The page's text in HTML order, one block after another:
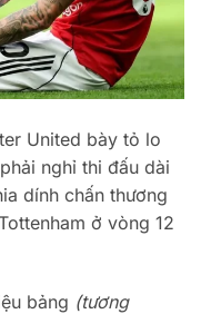
United bày tỏ lo
nghỉ thi đấu dài
dính chấn thương
ở vòng 12
bảng (tương